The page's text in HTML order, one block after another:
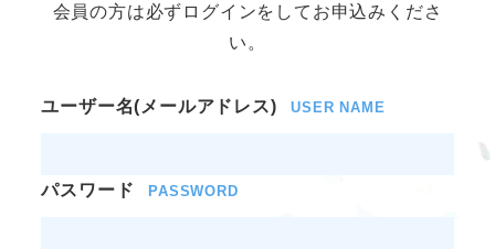
会員の方は必ずログインをしてお申込みくださ
い。
ユーザー名(メールアドレス) USER NAME
パスワード PASSWORD